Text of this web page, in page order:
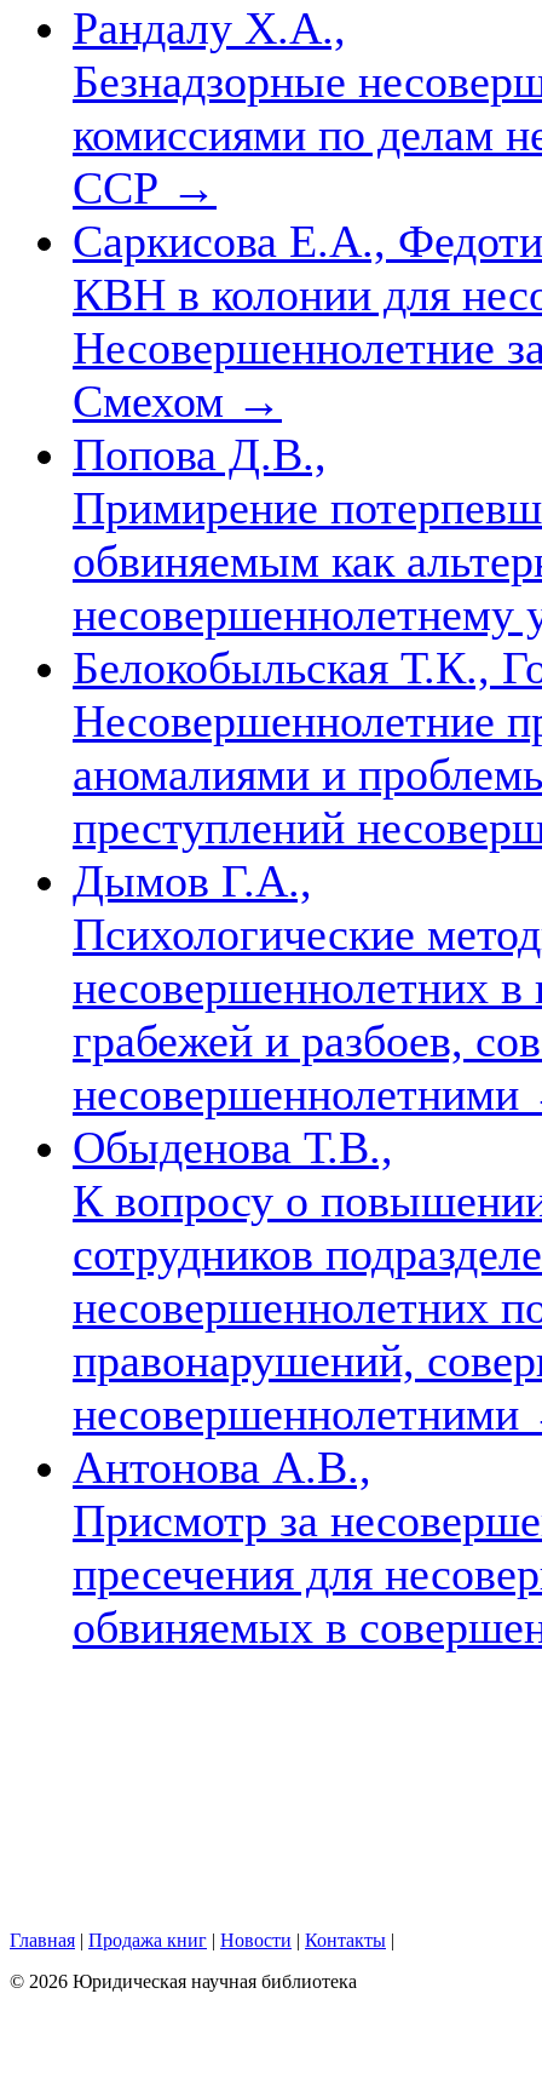
Рандалу Х.А.,
Безнадзорные
комиссиями по делам
ССР →
Саркисова Е.А.,
КВН в колонии для
Несовершеннолетние
Смехом →
Попова Д.В.,
Примирение
обвиняемым как
несовершеннолетнему
Белокобыльская Т.К.,
Несовершеннолетние
аномалиями и
преступлений
Дымов Г.А.,
Психологические
несовершеннолетних
грабежей и разбоев,
несовершеннолетними
Обыденова Т.В.,
К вопросу о
сотрудников
несовершеннолетних
правонарушений,
несовершеннолетними
Антонова А.В.,
Присмотр за
пресечения для
обвиняемых в
Главная | Продажа книг | Новости | Контакты |
© 2026 Юридическая научная библиотека